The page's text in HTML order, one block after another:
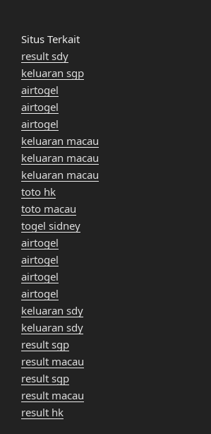
Situs Terkait
result sdy
keluaran sgp
airtogel
airtogel
airtogel
keluaran macau
keluaran macau
keluaran macau
toto hk
toto macau
togel sidney
airtogel
airtogel
airtogel
airtogel
keluaran sdy
keluaran sdy
result sgp
result macau
result sgp
result macau
result hk